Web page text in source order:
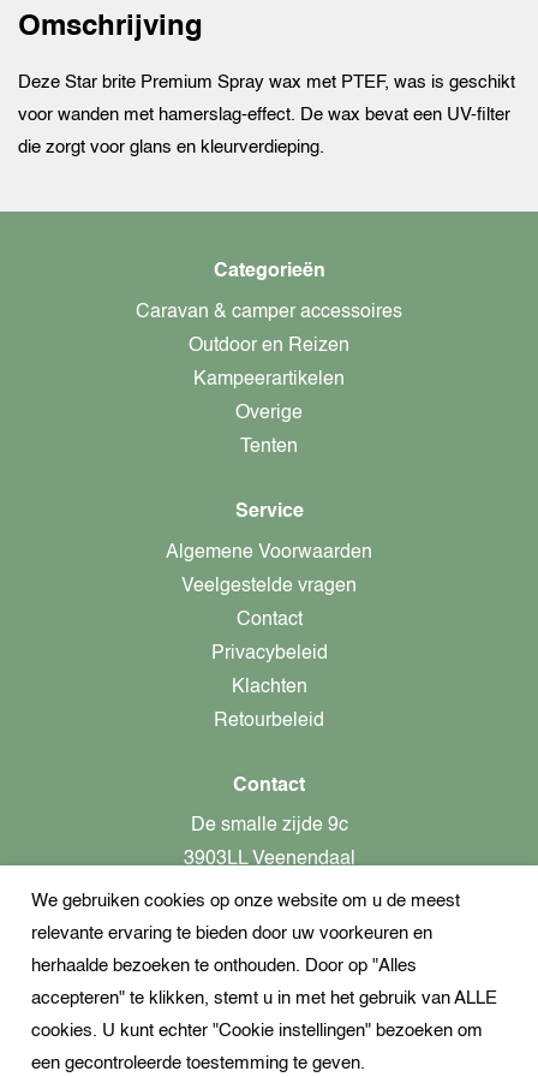
Omschrijving
Deze Star brite Premium Spray wax met PTEF, was is geschikt
voor wanden met hamerslag-effect. De wax bevat een UV-filter
die zorgt voor glans en kleurverdieping.
Categorieën
Caravan & camper accessoires
Outdoor en Reizen
Kampeerartikelen
Overige
Tenten
Service
Algemene Voorwaarden
Veelgestelde vragen
Contact
Privacybeleid
Klachten
Retourbeleid
Contact
De smalle zijde 9c
3903LL Veenendaal
alleen op afspraak aanwezig!
KvK-nummer: 82366799
Btw-nummer: nl862437301B01
We gebruiken cookies op onze website om u de meest
relevante ervaring te bieden door uw voorkeuren en
herhaalde bezoeken te onthouden. Door op "Alles
accepteren" te klikken, stemt u in met het gebruik van ALLE
cookies. U kunt echter "Cookie instellingen" bezoeken om
een gecontroleerde toestemming te geven.